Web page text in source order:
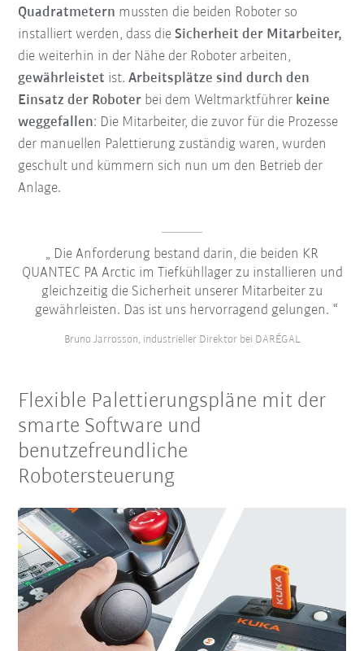
Quadratmetern mussten die beiden Roboter so
installiert werden, dass dieSicherheit der Mitarbeiter,
die weiterhin in der Nähe der Roboter arbeiten,
gewährleistet ist.Arbeitsplätze sind durch den
Einsatz der Roboter bei dem Weltmarktführer keine
weggefallen: Die Mitarbeiter, die zuvor für die Prozesse
der manuellen Palettierung zuständig waren, wurden
geschult und kümmern sich nun um den Betrieb der
Anlage.
Die Anforderung bestand darin, die beiden KR
QUANTEC PA Arctic im Tiefkühllager zu installieren und
gleichzeitig die Sicherheit unserer Mitarbeiter zu
gewährleisten. Das ist uns hervorragend gelungen.
Bruno Jarrosson, industrieller Direktor bei DARÉGAL
Flexible Palettierungspläne mit der
smarte Software und
benutzefreundliche
Robotersteuerung